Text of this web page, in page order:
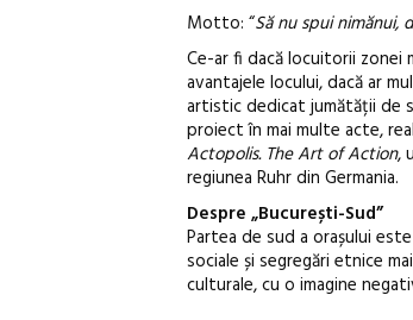
Motto: “Să nu spui nimănui,
Ce-ar fi dacă locuitorii zonei
avantajele locului, dacă ar
artistic dedicat jumătății de
proiect în mai multe acte,
Actopolis. The Art of Action,
regiunea Ruhr din Germania.
Despre „București-Sud”
Partea de sud a orașului
sociale și segregări etnice
culturale, cu o imagine